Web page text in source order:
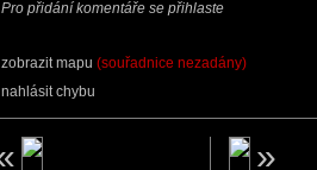
Pro přidání komentáře se přihlaste
zobrazit mapu (souřadnice nezadány)
nahlásit chybu